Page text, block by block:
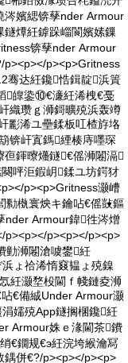
涔嬪緦锛孶nder Armour
燂紝鎼跺崰閬嬪嫊鏁
锛孶nder Armour
p><p></p><p>Gritness
骞达紝鑱悎鍓靛浜篢
皥鍌⑩€濓紝浠栧€戞
織瓒ｇ浉鎶曠殑浜轰竴
彲浠ユ壘鍒板叿楂斿垎
锛屽寘鎷緸楱庤嚜琛
亱鍕曢爡鐩€傜浉闂滆
呯洰鍜岄鍒ユ坊鍔犲
p><p>Gritness灏嶆
勬槸寰炴キ鑰呫€傜敱鏂
nder Armour鍏徃涔熷
p><p></p><p></p><p>
勭浉闂滄噳鐢紝
ょ祫浠惰窡韫ょ殑鎳
紝灏堥杸閫ｆ帴鏈夌浉
€備絾Under Armour灏
嬬殑App鐩搁棞鑱紝
Armour姝ｅ湪閫茶鐨
€鐗规€э紝浣垮緱瀹冩
鍝併€?/p><p></p><p>